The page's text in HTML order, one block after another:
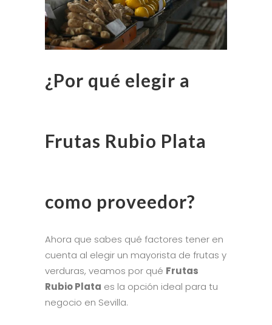
¿Por qué elegir a
Frutas Rubio Plata
como proveedor?
Ahora que sabes qué factores tener en
cuenta al elegir un mayorista de frutas y
verduras, veamos por qué Frutas
Rubio Plata es la opción ideal para tu
negocio en Sevilla.